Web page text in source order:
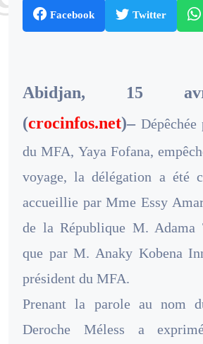
Facebook Twitter
Abidjan, 15
(crocinfos.net)–
du MFA, Yaya Fofana,
voyage, la délégation a été
accueillie par Mme Essy
de la République M. Adama
que par M. Anaky Kobena
président du MFA.
Prenant la parole au nom
Deroche Méless a